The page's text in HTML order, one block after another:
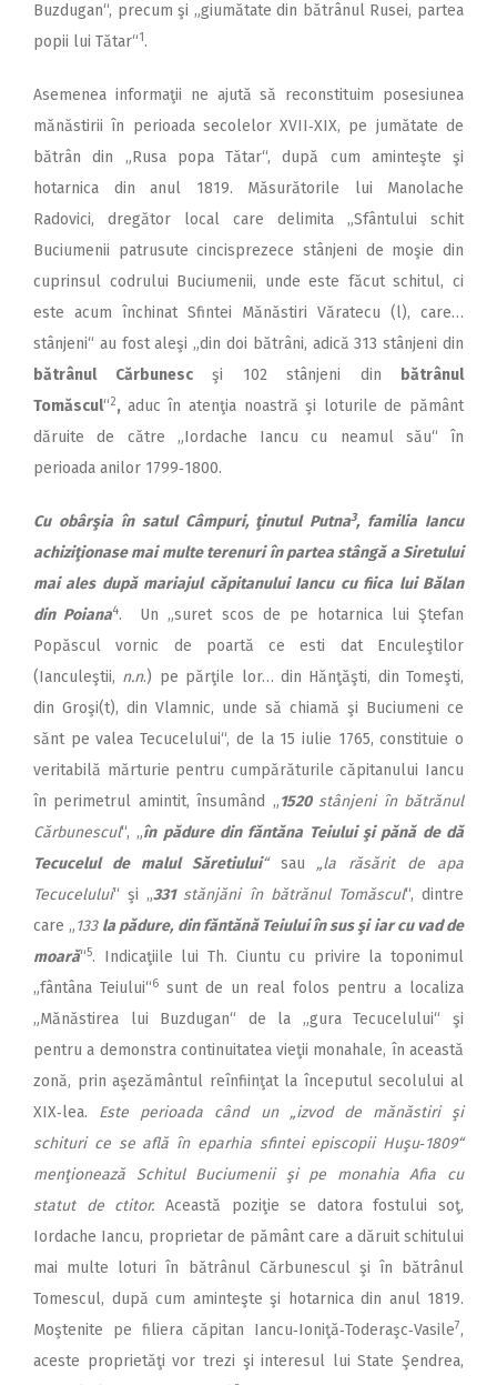
Buzdugan“, precum şi „giumătate din bătrânul Rusei, partea
popii lui Tătar“1.
Asemenea informaţii ne ajută să reconstituim posesiunea
mănăstirii în perioada secolelor XVII‑XIX, pe jumătate de
bătrân din „Rusa popa Tătar“, după cum aminteşte şi
hotarnica din anul 1819. Măsurătorile lui Manolache
Radovici, dregător local care delimita „Sfântului schit
Buciumenii patrusute cincisprezece stânjeni de moşie din
cuprinsul codrului Buciumenii, unde este făcut schitul, ci
este acum închinat Sfintei Mănăstiri Văratecu (l), care…
stânjeni“ au fost aleşi „din doi bătrâni, adică 313 stânjeni din
bătrânul Cărbunescşi 102 stânjeni din
bătrânul
Tomăscul“2, aduc în atenţia noastră şi loturile de pământ
dăruite de către „Iordache Iancu cu neamul său“ în
perioada anilor 1799‑1800.
Cu obârşia în satul Câmpuri, ţinutul Putna3, familia Iancu
achiziţionase mai multe terenuri în partea stângă a Siretului
mai ales după mariajul căpitanului Iancu cu fiica lui Bălan
din Poiana4. Un „suret scos de pe hotarnica lui Ştefan
Popăscul vornic de poartă ce esti dat Enculeştilor
(Ianculeştii, n.n.) pe părţile lor… din Hănţăşti, din Tomeşti,
din Groşi(t), din Vlamnic, unde să chiamă şi Buciumeni ce
sănt pe valea Tecucelului“, de la 15 iulie 1765, constituie o
veritabilă mărturie pentru cumpărăturile căpitanului Iancu
în perimetrul amintit, însumând „1520stânjeni în bătrănul
Cărbunescul“, „în pădure din făntăna Teiului şi pănă de dă
Tecucelul de malul Săretiului“ sau „la răsărit de apa
Tecucelului“ şi „331stănjăni în bătrănul Tomăscul“, dintre
care „133 la pădure, din făntănă Teiului în sus şi iar cu vad de
moară“5. Indicaţiile lui Th. Ciuntu cu privire la toponimul
„fântâna Teiului“6 sunt de un real folos pentru a localiza
„Mănăstirea lui Buzdugan“ de la „gura Tecucelului“ şi
pentru a demonstra continuitatea vieţii monahale, în această
zonă, prin aşezământul reînfiinţat la începutul secolului al
XIX‑lea. Este perioada când un „izvod de mănăstiri şi
schituri ce se află în eparhia sfintei episcopii Huşu‑1809“
menţionează Schitul Buciumenii şi pe monahia Afia cu
statut de ctitor. Această poziţie se datora fostului soţ,
Iordache Iancu, proprietar de pământ care a dăruit schitului
mai multe loturi în bătrânul Cărbunescul şi în bătrânul
Tomescul, după cum aminteşte şi hotarnica din anul 1819.
Moştenite pe filiera căpitan Iancu‑Ioniţă‑Toderaşc‑Vasile7,
aceste proprietăţi vor trezi şi interesul lui State Şendrea,